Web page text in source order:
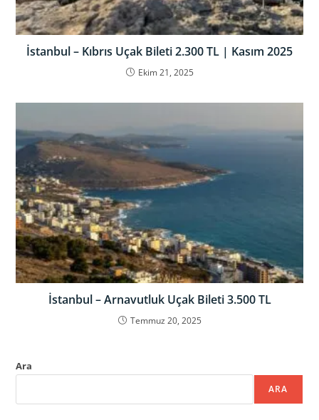
İstanbul – Kıbrıs Uçak Bileti 2.300 TL | Kasım 2025
Ekim 21, 2025
İstanbul – Arnavutluk Uçak Bileti 3.500 TL
Temmuz 20, 2025
Ara
ARA